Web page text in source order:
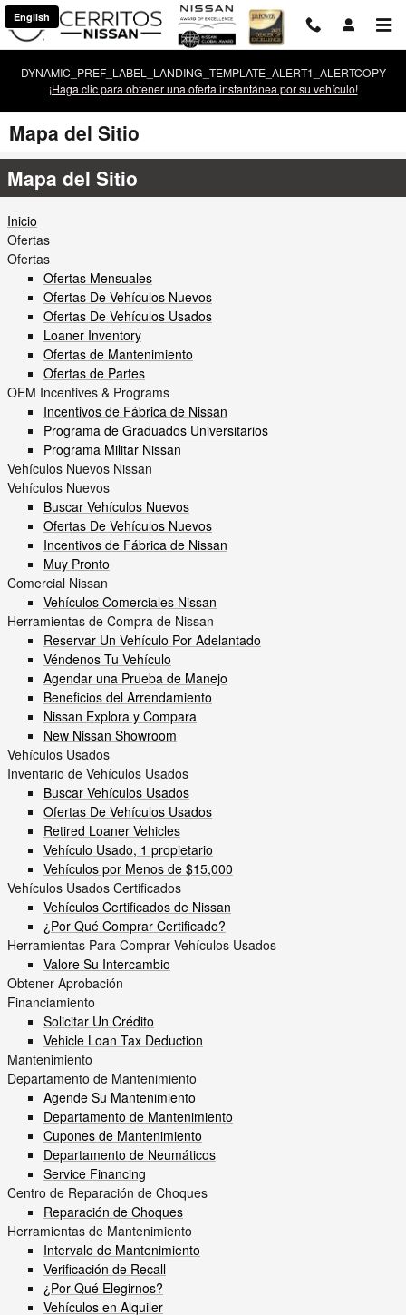
Saltar al contenido principal
English
DYNAMIC_PREF_LABEL_LANDING_TEMPLATE_ALERT1_ALERTCOPY
¡Haga clic para obtener una oferta instantánea por su vehículo!
Mapa del Sitio
Mapa del Sitio
Inicio
Ofertas
Ofertas
Ofertas Mensuales
Ofertas De Vehículos Nuevos
Ofertas De Vehículos Usados
Loaner Inventory
Ofertas de Mantenimiento
Ofertas de Partes
OEM Incentives & Programs
Incentivos de Fábrica de Nissan
Programa de Graduados Universitarios
Programa Militar Nissan
Vehículos Nuevos Nissan
Vehículos Nuevos
Buscar Vehículos Nuevos
Ofertas De Vehículos Nuevos
Incentivos de Fábrica de Nissan
Muy Pronto
Comercial Nissan
Vehículos Comerciales Nissan
Herramientas de Compra de Nissan
Reservar Un Vehículo Por Adelantado
Véndenos Tu Vehículo
Agendar una Prueba de Manejo
Beneficios del Arrendamiento
Nissan Explora y Compara
New Nissan Showroom
Vehículos Usados
Inventario de Vehículos Usados
Buscar Vehículos Usados
Ofertas De Vehículos Usados
Retired Loaner Vehicles
Vehículo Usado, 1 propietario
Vehículos por Menos de $15,000
Vehículos Usados Certificados
Vehículos Certificados de Nissan
¿Por Qué Comprar Certificado?
Herramientas Para Comprar Vehículos Usados
Valore Su Intercambio
Obtener Aprobación
Financiamiento
Solicitar Un Crédito
Vehicle Loan Tax Deduction
Mantenimiento
Departamento de Mantenimiento
Agende Su Mantenimiento
Departamento de Mantenimiento
Cupones de Mantenimiento
Departamento de Neumáticos
Service Financing
Centro de Reparación de Choques
Reparación de Choques
Herramientas de Mantenimiento
Intervalo de Mantenimiento
Verificación de Recall
¿Por Qué Elegirnos?
Vehículos en Alquiler